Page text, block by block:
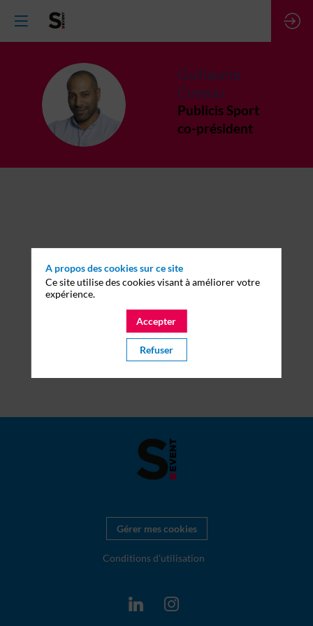
GC
Guillaume
Cossou
Publicis Sport
co-président
Gérer mes cookies
Conditions d'utilisation
A propos des cookies sur ce site
Ce site utilise des cookies visant à améliorer votre
expérience.
Accepter
Refuser